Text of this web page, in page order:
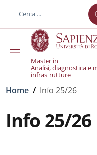
al contenuto
Master in
Analisi, diagnostica e
infrastrutture
Briciole di pane
Home / Info 25/26
Info 25/26